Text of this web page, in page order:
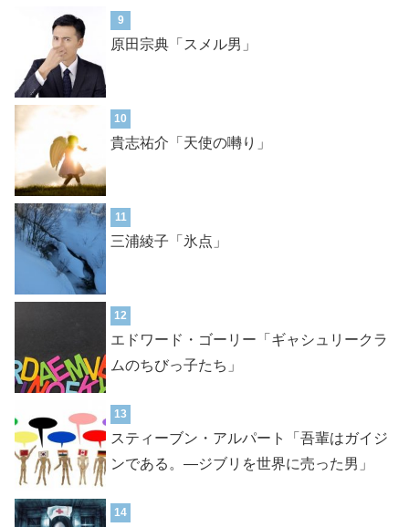
9
原田宗典「スメル男」
10
貴志祐介「天使の囀り」
11
三浦綾子「氷点」
12
エドワード・ゴーリー「ギャシュリークラ
ムのちびっ子たち」
13
スティーブン・アルパート「吾輩はガイジ
ンである。―ジブリを世界に売った男」
14